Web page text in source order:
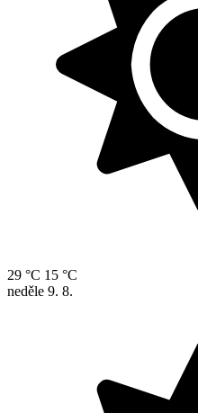
29 °C 15 °C
neděle 9. 8.